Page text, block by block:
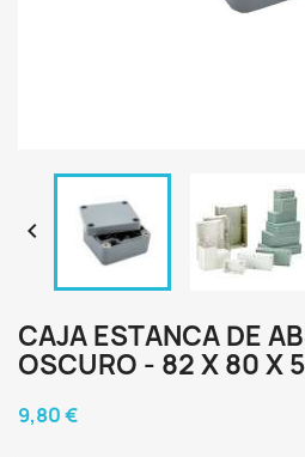

CAJA ESTANCA DE
OSCURO - 82 X 80 X
9,80 €